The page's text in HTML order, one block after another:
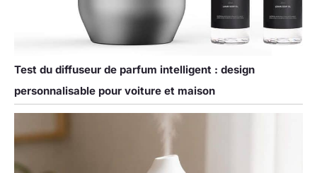
Test du diffuseur de parfum intelligent : design
personnalisable pour voiture et maison